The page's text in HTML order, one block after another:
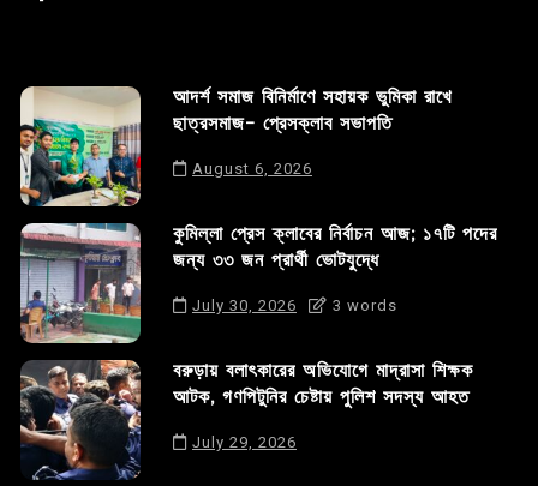
আদর্শ সমাজ বিনির্মাণে সহায়ক ভুমিকা রাখে
ছাত্রসমাজ- প্রেসক্লাব সভাপতি
August 6, 2026
কুমিল্লা প্রেস ক্লাবের নির্বাচন আজ; ১৭টি পদের
জন্য ৩৩ জন প্রার্থী ভোটযুদ্ধে
July 30, 2026 3 words
বরুড়ায় বলাৎকারের অভিযোগে মাদ্রাসা শিক্ষক
আটক, গণপিটুনির চেষ্টায় পুলিশ সদস্য আহত
July 29, 2026